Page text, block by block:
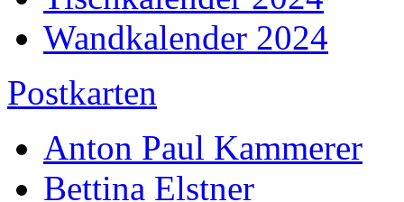
Wandkalender 2024
Postkarten
Anton Paul Kammerer
Bettina Elstner